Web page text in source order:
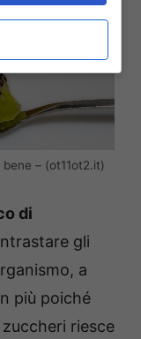
– (ot11ot2.it)
di
gli
a
più poiché
riesce